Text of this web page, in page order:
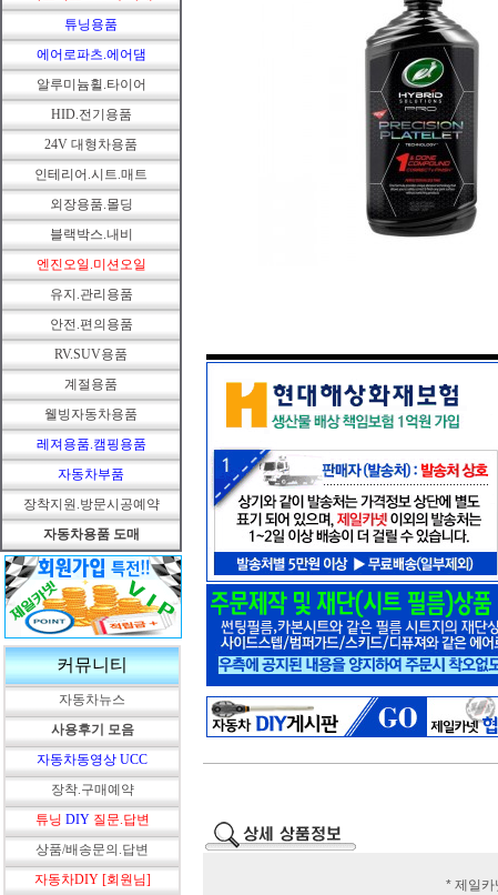
튜닝용품
에어로파츠.에어댐
알루미늄휠.타이어
HID.전기용품
24V 대형차용품
인테리어.시트.매트
외장용품.몰딩
블랙박스.내비
엔진오일.미션오일
유지.관리용품
안전.편의용품
RV.SUV용품
계절용품
웰빙자동차용품
레져용품.캠핑용품
자동차부품
장착지원.방문시공예약
자동차용품 도매
커뮤니티
자동차뉴스
사용후기 모음
자동차동영상 UCC
장착.구매예약
튜닝 DIY 질문.답변
상품/배송문의.답변
자동차DIY [회원님]
* 제일카